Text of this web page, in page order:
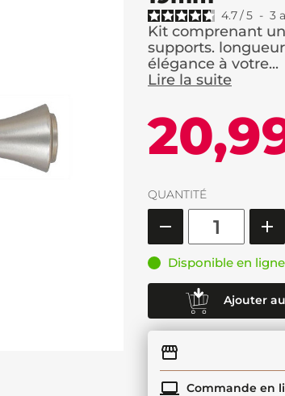
4.7/5 - 3
Kit comprenant
supports.
élégance à votre...
Lire la suite
QUANTITÉ
Disponible en
Ajouter
Commande en